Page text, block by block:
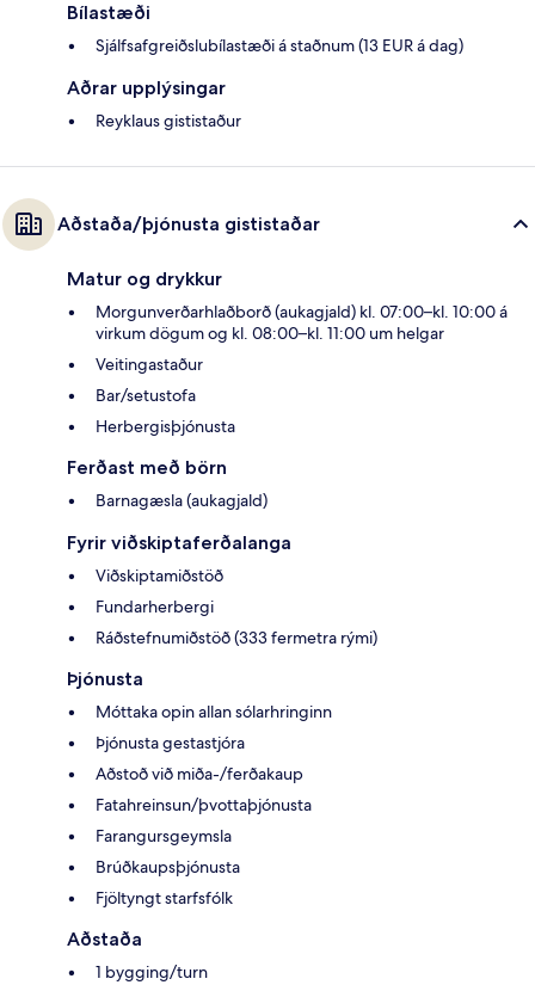
Bílastæði
Sjálfsafgreiðslubílastæði á staðnum (13 EUR á dag)
Aðrar upplýsingar
Reyklaus gististaður
Aðstaða/þjónusta gististaðar
Matur og drykkur
Morgunverðarhlaðborð (aukagjald) kl. 07:00–kl. 10:00 á
virkum dögum og kl. 08:00–kl. 11:00 um helgar
Veitingastaður
Bar/setustofa
Herbergisþjónusta
Ferðast með börn
Barnagæsla (aukagjald)
Fyrir viðskiptaferðalanga
Viðskiptamiðstöð
Fundarherbergi
Ráðstefnumiðstöð (333 fermetra rými)
Þjónusta
Móttaka opin allan sólarhringinn
Þjónusta gestastjóra
Aðstoð við miða-/ferðakaup
Fatahreinsun/þvottaþjónusta
Farangursgeymsla
Brúðkaupsþjónusta
Fjöltyngt starfsfólk
Aðstaða
1 bygging/turn